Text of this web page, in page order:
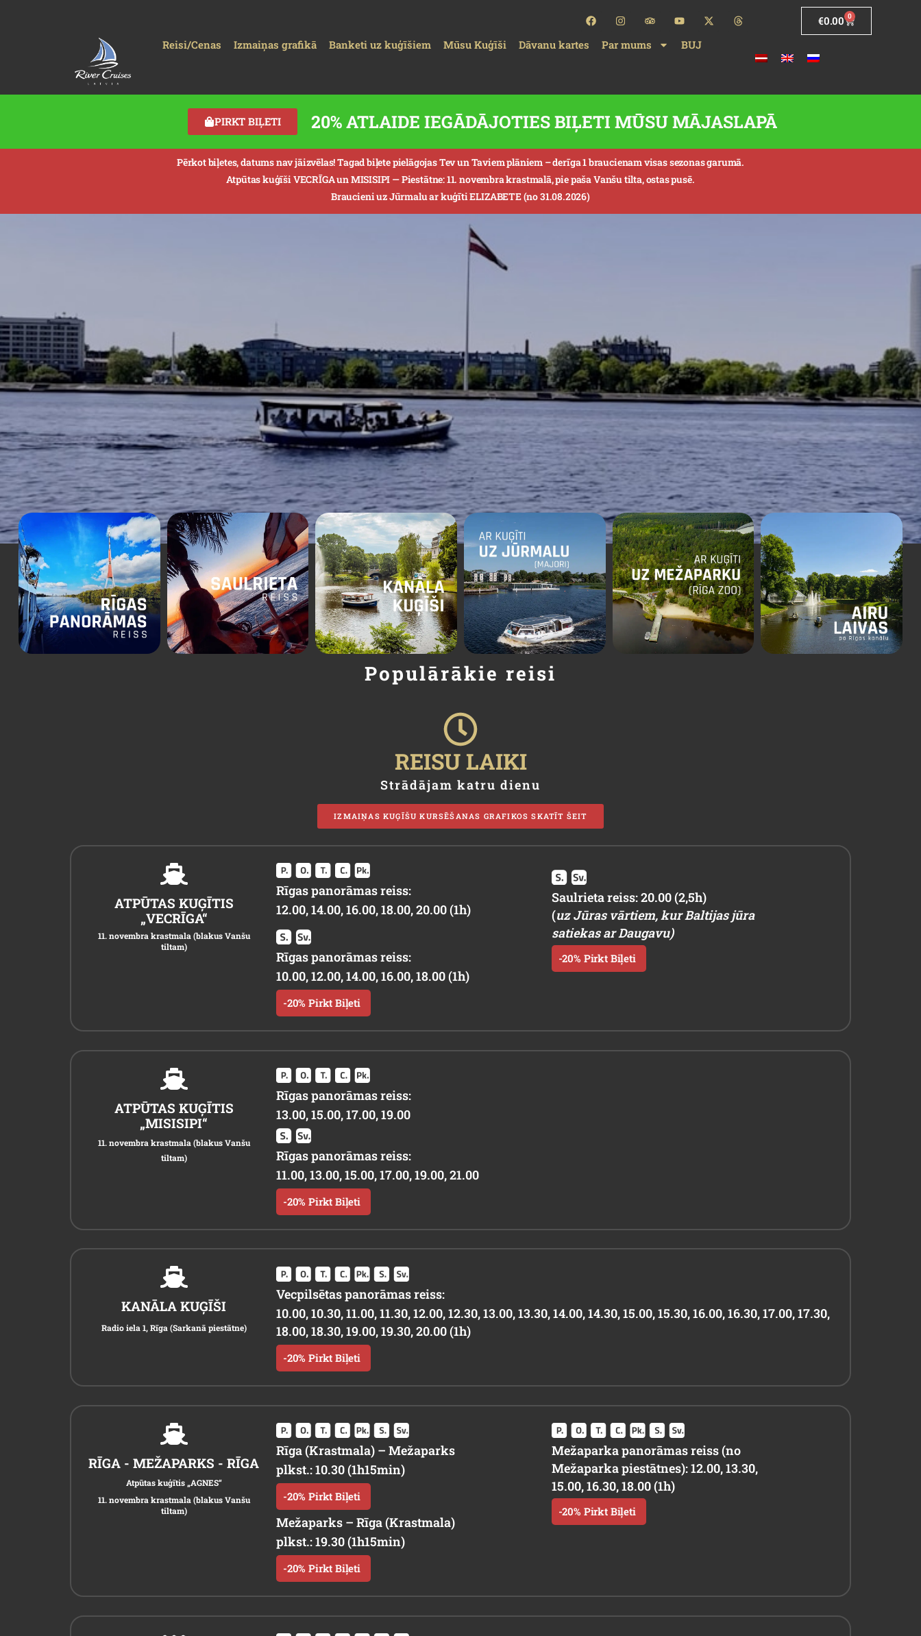
€0.00 0
Reisi/Cenas Izmaiņas grafikā Banketi uz kuģīšiem Mūsu Kuģīši Dāvanu kartes Par mums BUJ
PIRKT BIĻETI 20% ATLAIDE IEGĀDĀJOTIES BIĻETI MŪSU MĀJASLAPĀ
Pērkot biļetes, datums nav jāizvēlas! Tagad biļete pielāgojas Tev un Taviem plāniem – derīga 1 braucienam visas sezonas garumā.
Atpūtas kuģīši VECRĪGA un MISISIPI —Piestātne: 11. novembra krastmalā, pie paša Vanšu tilta, ostas pusē.
Braucieni uz Jūrmalu ar kuģīti ELIZABETE (no 31.08.2026)
Populārākie reisi
REISU LAIKI
Strādājam katru dienu
IZMAIŅAS KUĢĪŠU KURSĒŠANAS GRAFIKOS SKATĪT ŠEIT
ATPŪTAS KUĢĪTIS
„VECRĪGA“
11. novembra krastmala (blakus Vanšu
tiltam)
Rīgas panorāmas reiss:
12.00, 14.00, 16.00, 18.00, 20.00 (1h)
Rīgas panorāmas reiss:
10.00, 12.00, 14.00, 16.00, 18.00 (1h)
-20% Pirkt Biļeti
Saulrieta reiss: 20.00 (2,5h)
(uz Jūras vārtiem, kur Baltijas jūra
satiekas ar Daugavu)
-20% Pirkt Biļeti
ATPŪTAS KUĢĪTIS
„MISISIPI“
11. novembra krastmala (blakus Vanšu
tiltam)
Rīgas panorāmas reiss:
13.00, 15.00, 17.00, 19.00
Rīgas panorāmas reiss:
11.00, 13.00, 15.00, 17.00, 19.00, 21.00
-20% Pirkt Biļeti
KANĀLA KUĢĪŠI
Radio iela 1, Rīga (Sarkanā piestātne)
Vecpilsētas panorāmas reiss:
10.00, 10.30, 11.00, 11.30, 12.00, 12.30, 13.00, 13.30, 14.00, 14.30, 15.00, 15.30, 16.00, 16.30, 17.00, 17.30,
18.00, 18.30, 19.00, 19.30, 20.00 (1h)
-20% Pirkt Biļeti
RĪGA - MEŽAPARKS - RĪGA
Atpūtas kuģītis „AGNES“
11. novembra krastmala (blakus Vanšu
tiltam)
Rīga (Krastmala) – Mežaparks
plkst.: 10.30 (1h15min)
-20% Pirkt Biļeti
Mežaparks – Rīga (Krastmala)
plkst.: 19.30 (1h15min)
-20% Pirkt Biļeti
Mežaparka panorāmas reiss (no
Mežaparka piestātnes): 12.00, 13.30,
15.00, 16.30, 18.00 (1h)
-20% Pirkt Biļeti